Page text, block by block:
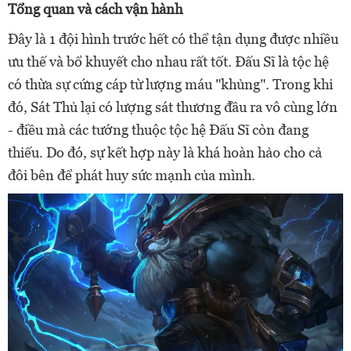
Tổng quan và cách vận hành
Đây là 1 đội hình trước hết có thể tận dụng được nhiều
ưu thế và bổ khuyết cho nhau rất tốt. Đấu Sĩ là tộc hệ
có thừa sự cứng cáp từ lượng máu "khủng". Trong khi
đó, Sát Thủ lại có lượng sát thương đầu ra vô cùng lớn
- điều mà các tướng thuộc tộc hệ Đấu Sĩ còn đang
thiếu. Do đó, sự kết hợp này là khá hoàn hảo cho cả
đôi bên để phát huy sức mạnh của mình.